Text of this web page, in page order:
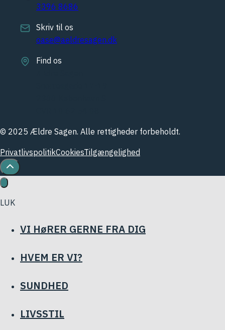
3396 8686
Skriv til os
oase@aeldresagen.dk
Find os
© 2025 Ældre Sagen. Alle rettigheder forbeholdt.
PrivatlivspolitikCookiesTilgængelighed
LUK
VI HøRER GERNE FRA DIG
HVEM ER VI?
SUNDHED
LIVSSTIL